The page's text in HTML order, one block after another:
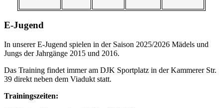
E-Jugend
In unserer E-Jugend spielen in der Saison 2025/2026 Mädels und
Jungs der Jahrgänge 2015 und 2016.
Das Training findet immer am DJK Sportplatz in der Kammerer Str.
39 direkt neben dem Viadukt statt.
Trainingszeiten: